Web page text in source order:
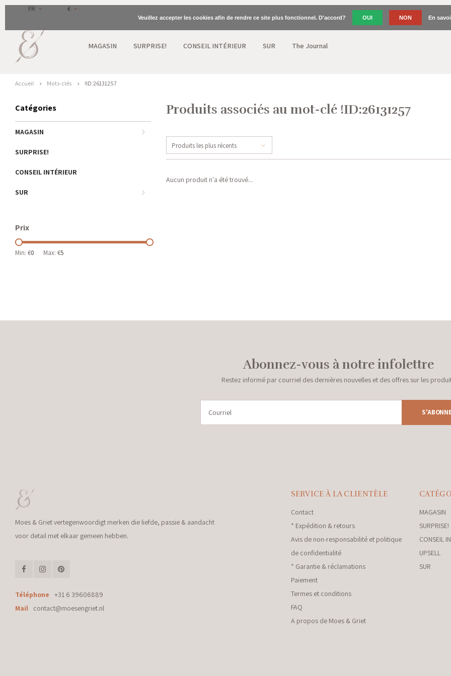
FR €
MAGASIN SURPRISE! CONSEIL INTÉRIEUR SUR The Journal
Accueil Mots-clés !ID:26131257
Catégories
MAGASIN
SURPRISE!
CONSEIL INTÉRIEUR
SUR
Prix
Min: €0 Max: €5
Produits associés au mot-clé !ID:26131257
Produits les plus récents
Aucun produit n'a été trouvé...
Abonnez-vous à notre infolettre
Restez informé par courriel des dernières nouvelles et des offres sur les
Moes & Griet vertegenwoordigt merken die liefde, passie & aandacht
voor detail met elkaar gemeen hebben.
Téléphone
+31 6 39606889
Mail
contact@moesengriet.nl
SERVICE À LA CLIENTÈLE
Contact
* Expédition & retours
Avis de non-responsabilité et politique
de confidentialité
* Garantie & réclamations
Paiement
Termes et conditions
FAQ
A propos de Moes & Griet
MAGASIN
SURPRISE!
CONSEIL
UPSELL
SUR
Veuillez accepter les cookies afin de rendre ce site plus fonctionnel. D'accord? OUI NON En